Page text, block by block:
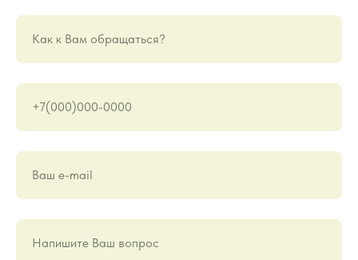
Как к Вам обращаться?
+7(000)000-0000
Ваш е-mail
Напишите Ваш вопрос